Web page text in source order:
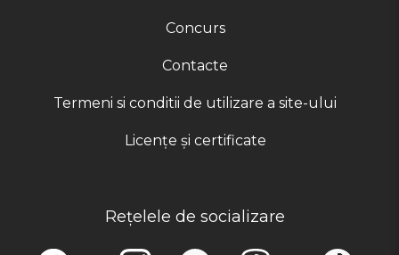
Concurs
Contacte
Termeni si conditii de utilizare a site-ului
Licențe și certificate
Rețelele de socializare